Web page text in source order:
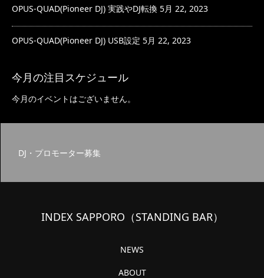
OPUS-QUAD(Pioneer DJ) 実践やDJ転換 5月 22, 2023
OPUS-QUAD(Pioneer DJ) USB設定 5月 22, 2023
今月の注目スケジュール
今月のイベントはございません。
DJ・プロモーター募集
INDEX SAPPORO（STANDING BAR）
NEWS
ABOUT